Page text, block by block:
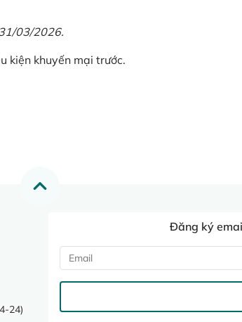
03/2026.
kiện khuyến mại trước.
24)
Đăng ký